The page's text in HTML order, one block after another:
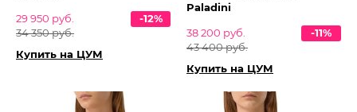
29 950 руб.
34 350 руб.
-12%
Купить на ЦУМ
Paladini
38 200 руб.
43 400 руб.
-11%
Купить на ЦУМ